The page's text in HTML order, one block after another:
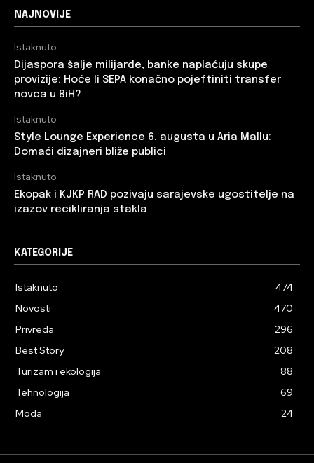
NAJNOVIJE
Istaknuto
Dijaspora šalje milijarde, banke naplaćuju skupe
provizije: Hoće li SEPA konačno pojeftiniti transfer
novca u BiH?
Istaknuto
Style Lounge Experience 6. augusta u Aria Mallu:
Domaći dizajneri bliže publici
Istaknuto
Ekopak i KJKP RAD pozivaju sarajevske ugostitelje na
izazov recikliranja stakla
KATEGORIJE
Istaknuto
474
Novosti
470
Privreda
296
Best Story
208
Turizam i ekologija
88
Tehnologija
69
Moda
24